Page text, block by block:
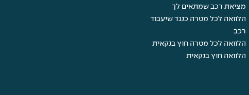
מציאת רכב שמתאים לך
הלוואה לכל מטרה כנגד שיעבוד
רכב
הלוואה לכל מטרה חוץ בנקאית
הלוואה חוץ בנקאית